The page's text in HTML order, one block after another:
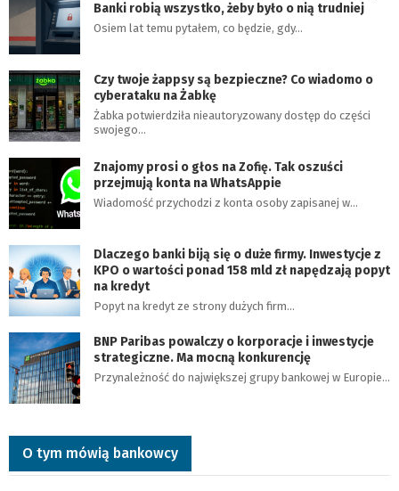
Banki robią wszystko, żeby było o nią trudniej
Osiem lat temu pytałem, co będzie, gdy…
Czy twoje żappsy są bezpieczne? Co wiadomo o
cyberataku na Żabkę
Żabka potwierdziła nieautoryzowany dostęp do części
swojego…
Znajomy prosi o głos na Zofię. Tak oszuści
przejmują konta na WhatsAppie
Wiadomość przychodzi z konta osoby zapisanej w…
Dlaczego banki biją się o duże firmy. Inwestycje z
KPO o wartości ponad 158 mld zł napędzają popyt
na kredyt
Popyt na kredyt ze strony dużych firm…
BNP Paribas powalczy o korporacje i inwestycje
strategiczne. Ma mocną konkurencję
Przynależność do największej grupy bankowej w Europie…
O tym mówią bankowcy